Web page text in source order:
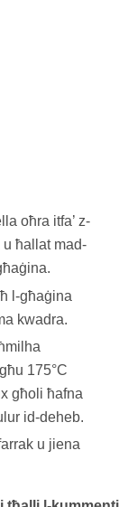
oħra itfa’ z-
ħallat mad-
l-għaġina
kwadra.
175°C
għoli ħafna
id-deheb.
u jiena